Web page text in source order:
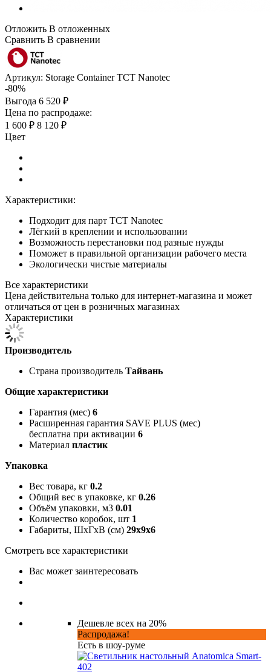
Отложить В отложенных
Сравнить В сравнении
Артикул: Storage Container TCT Nanotec
-80%
Выгода 6 520 ₽
Цена по распродаже:
1 600 ₽ 8 120 ₽
Цвет
Характеристики:
Подходит для парт TCT Nanotec
Лёгкий в креплении и использовании
Возможность перестановки под разные нужды
Поможет в правильной организации рабочего места
Экологически чистые материалы
Все характеристики
Цена действительна только для интернет-магазина и может
отличаться от цен в розничных магазинах
Характеристики
Производитель
Страна производитель Тайвань
Общие характеристики
Гарантия (мес) 6
Расширенная гарантия SAVE PLUS (мес)
бесплатна при активации 6
Материал пластик
Упаковка
Вес товара, кг 0.2
Общий вес в упаковке, кг 0.26
Объём упаковки, м3 0.01
Количество коробок, шт 1
Габариты, ШxГxВ (см) 29x9x6
Смотреть все характеристики
Вас может заинтересовать
Дешевле всех на 20%
Распродажа!
Есть в шоу-руме